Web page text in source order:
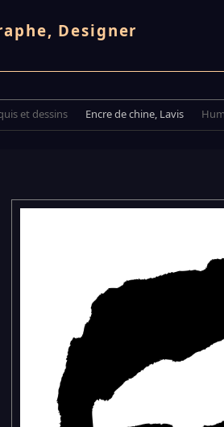
Designer
et dessins Encre de chine, Lavis